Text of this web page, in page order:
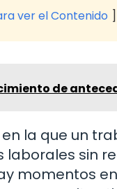
ver el Contenido
de
la que un
sin
momentos